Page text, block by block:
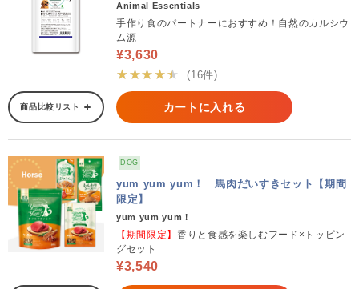
Animal Essentials
手作り食のパートナーにおすすめ！自然のカルシウ
ム源
¥3,630
★★★★★
(16件)
商品比較リスト カートに入れる
DOG
yum yum yum！ 馬肉だいすきセット【期間
限定】
yum yum yum！
【期間限定】 香りと食感を楽しむフード×トッピン
グセット
¥3,540